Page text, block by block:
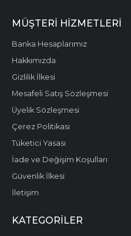
MÜŞTERI HIZMETLERI
Banka Hesaplarımız
Hakkımızda
Gizlilik İlkesi
Mesafeli Satış Sözleşmesi
Üyelik Sözleşmesi
Çerez Politikası
Tüketici Yasası
İade ve Değişim Koşulları
Güvenlik İlkesi
İletişim
KATEGORILER